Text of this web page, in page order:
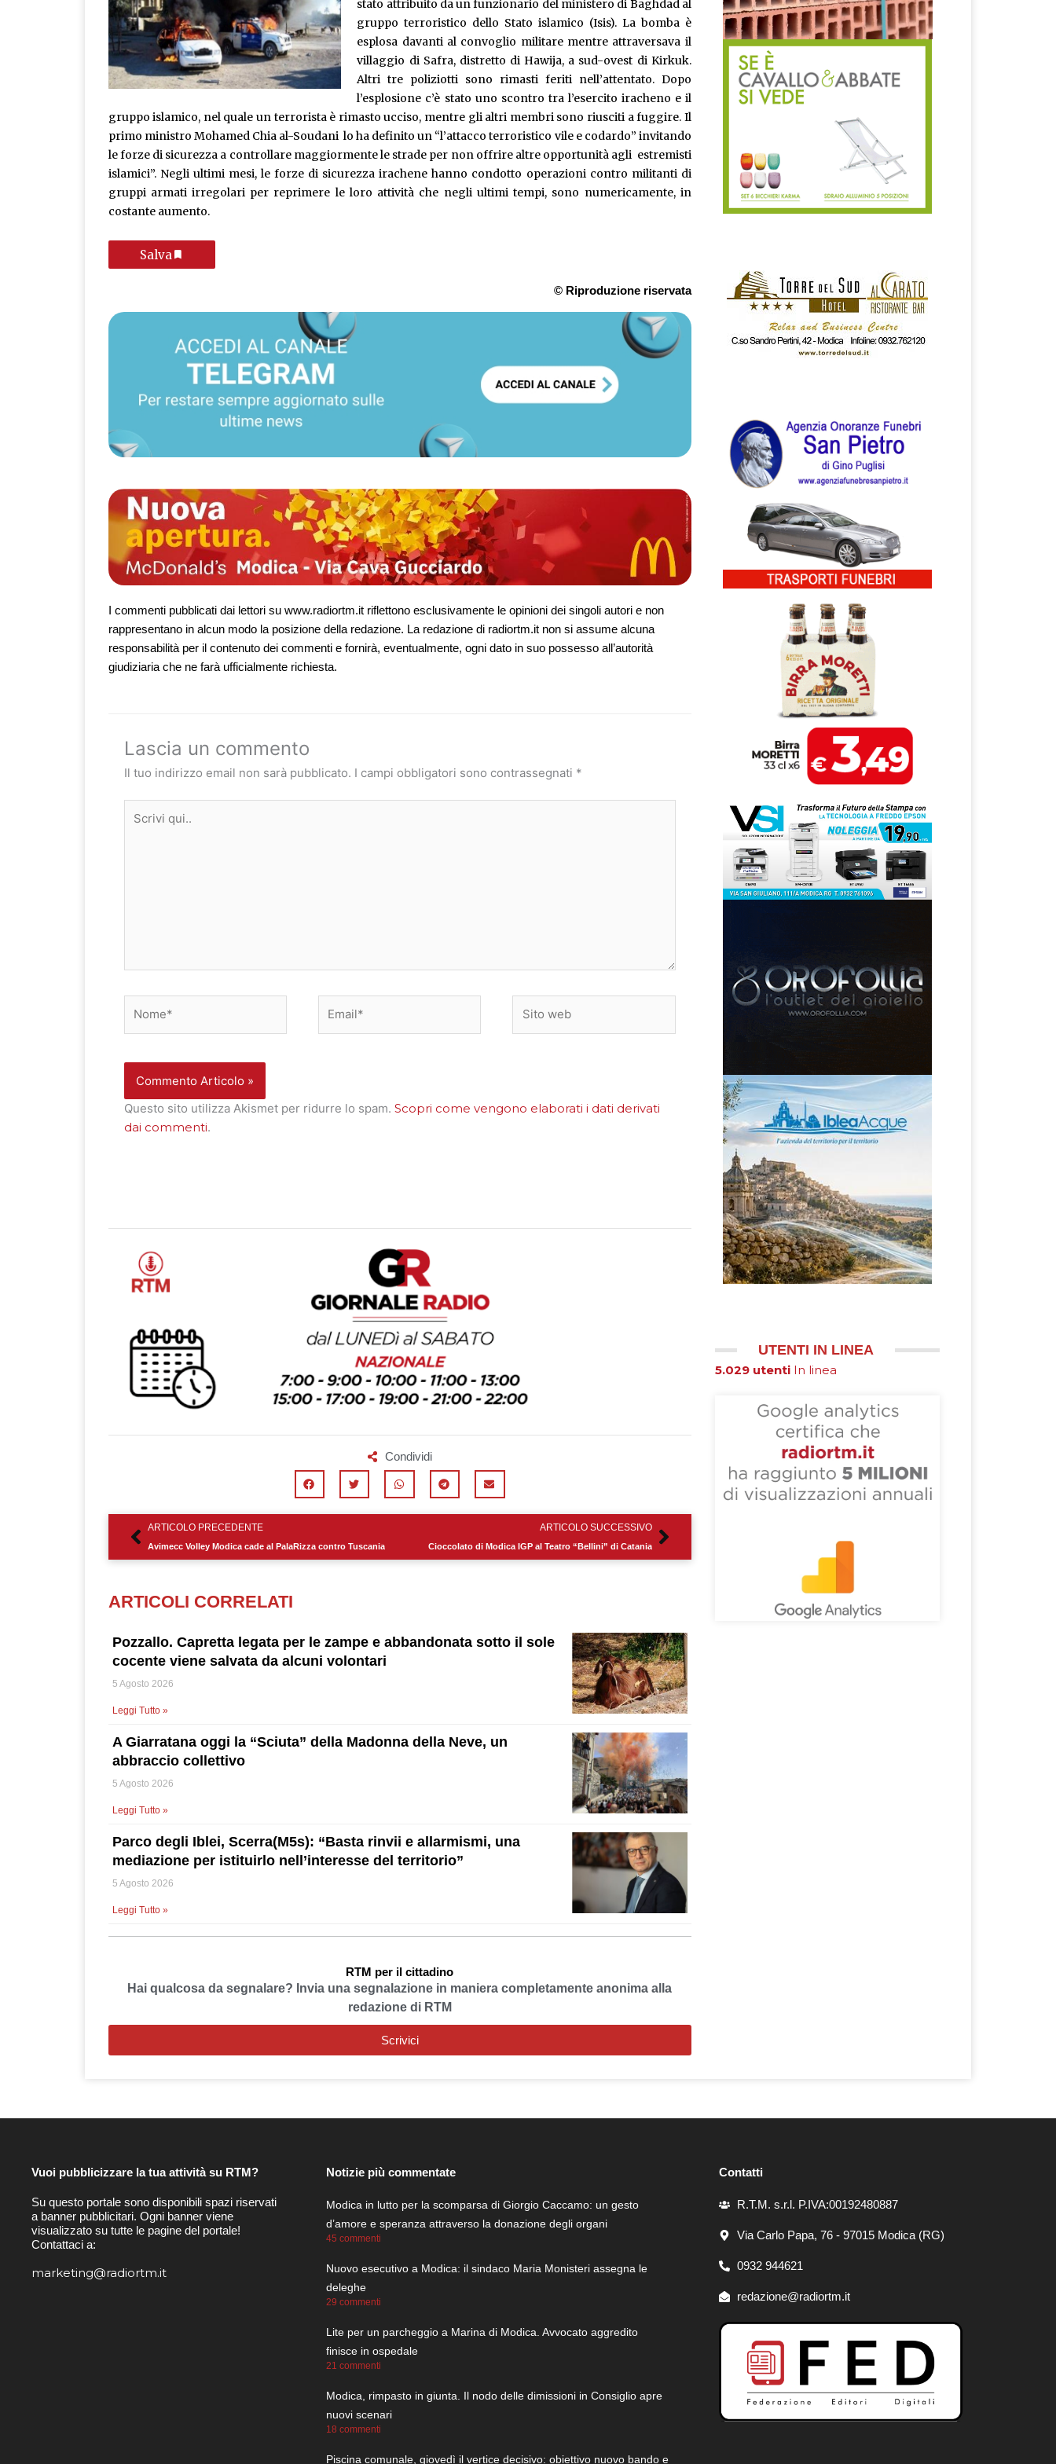
stato attribuito da un funzionario del ministero di Baghdad al
gruppo terroristico dello Stato islamico (Isis). La bomba è
esplosa davanti al convoglio militare mentre attraversava il
villaggio di Safra, distretto di Hawija, a sud-ovest di Kirkuk.
Altri tre poliziotti sono rimasti feriti nell’attentato. Dopo
l’esplosione c’è stato uno scontro tra l’esercito iracheno e il
gruppo islamico, nel quale un terrorista è rimasto ucciso, mentre gli altri membri sono riusciti a fuggire. Il
primo ministro Mohamed Chia al-Soudani lo ha definito un “l’attacco terroristico vile e codardo” invitando
le forze di sicurezza a controllare maggiormente le strade per non offrire altre opportunità agli estremisti
islamici”. Negli ultimi mesi, le forze di sicurezza irachene hanno condotto operazioni contro militanti di
gruppi armati irregolari per reprimere le loro attività che negli ultimi tempi, sono numericamente, in
costante aumento.
Salva
© Riproduzione riservata
I commenti pubblicati dai lettori su www.radiortm.it riflettono esclusivamente le opinioni dei singoli autori e non
rappresentano in alcun modo la posizione della redazione. La redazione di radiortm.it non si assume alcuna
responsabilità per il contenuto dei commenti e fornirà, eventualmente, ogni dato in suo possesso all’autorità
giudiziaria che ne farà ufficialmente richiesta.
Lascia un commento
Il tuo indirizzo email non sarà pubblicato. I campi obbligatori sono contrassegnati *
qui..
web
Questo sito utilizza Akismet per ridurre lo spam. Scopri come vengono elaborati i dati derivati
dai commenti.
Condividi
Precedente
ARTICOLO PRECEDENTE
Avimecc Volley Modica cade al PalaRizza contro Tuscania
ARTICOLO SUCCESSIVO
Cioccolato di Modica IGP al Teatro “Bellini” di Catania
Successivo
ARTICOLI CORRELATI
Pozzallo. Capretta legata per le zampe e abbandonata sotto il sole
cocente viene salvata da alcuni volontari
5 Agosto 2026
Leggi Tutto »
A Giarratana oggi la “Sciuta” della Madonna della Neve, un
abbraccio collettivo
5 Agosto 2026
Leggi Tutto »
Parco degli Iblei, Scerra(M5s): “Basta rinvii e allarmismi, una
mediazione per istituirlo nell’interesse del territorio”
5 Agosto 2026
Leggi Tutto »
RTM per il cittadino
Hai qualcosa da segnalare? Invia una segnalazione in maniera completamente anonima alla
redazione di RTM
Scrivici
UTENTI IN LINEA
5.029 utentiIn linea
Vuoi pubblicizzare la tua attività su RTM?
Su questo portale sono disponibili spazi riservati
a banner pubblicitari. Ogni banner viene
visualizzato su tutte le pagine del portale!
Contattaci a:
marketing@radiortm.it
Notizie più commentate
Modica in lutto per la scomparsa di Giorgio Caccamo: un gesto
d’amore e speranza attraverso la donazione degli organi
45 commenti
Nuovo esecutivo a Modica: il sindaco Maria Monisteri assegna le
deleghe
29 commenti
Lite per un parcheggio a Marina di Modica. Avvocato aggredito
finisce in ospedale
21 commenti
Modica, rimpasto in giunta. Il nodo delle dimissioni in Consiglio apre
nuovi scenari
18 commenti
Piscina comunale, giovedì il vertice decisivo: obiettivo nuovo bando e
Contatti
R.T.M. s.r.l. P.IVA:00192480887
Via Carlo Papa, 76 - 97015 Modica (RG)
0932 944621
redazione@radiortm.it